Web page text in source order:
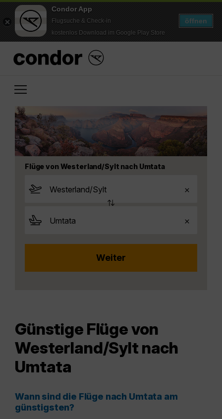
Condor App
Flugsuche & Check-in
kostenlos Download im Google Play Store
öffnen
Flüge von Westerland/Sylt nach Umtata
Günstige Flüge von
Westerland/Sylt nach
Umtata
Wann sind die Flüge nach Umtata am
günstigsten?